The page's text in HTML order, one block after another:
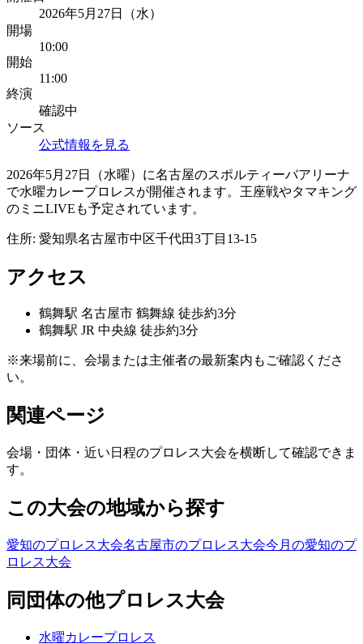
2026年5月27日（水）
開場
10:00
開始
11:00
終演
確認中
ソース
公式情報を見る
2026年5月27日（水曜）に名古屋のスポルティーバアリーナ
で水曜カレープロレスが開催されます。王座戦やタマキング
のミニLIVEも予定されています。
住所: 愛知県名古屋市中区千代田3丁目13-15
アクセス
鶴舞駅 名古屋市 鶴舞線 徒歩約3分
鶴舞駅 JR 中央線 徒歩約3分
※来場前に、会場または主催者の最新案内もご確認くださ
い。
関連ページ
会場・団体・近い日程のプロレス大会を横断して確認できま
す。
この大会の地域から探す
愛知のプロレス大会名古屋市のプロレス大会今月の愛知のプ
ロレス大会
同団体の他プロレス大会
水曜カレープロレス